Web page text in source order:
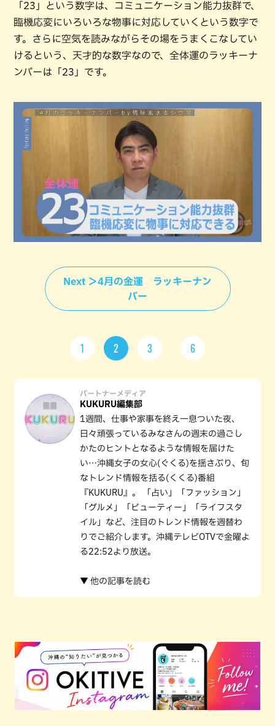
「23」という数字は、コミュニケーション能力抜群で、
臨機応変にいろいろな物事に対応していくという数字で
す。さらに空気を読みながらその場をうまくこなしてい
けるという、天才的な数字なので、全体運のラッキーナ
ンバーは「23」です。
Next ＞4月の金運 ラッキーナン
バー
1 2 3 6
パートナーメディア
KUKURU編集部
1週間、仕事や家事を終え一息ついた夜、
日々頑張っているみなさんの週末の過ごし
かたのヒントとなるような情報を届けた
い…沖縄女子の女心(ぐくる)を揺さぶり、旬
なトレンド情報を括る(くくる)番組
『KUKURU』。 「占い」「ファッション」
「グルメ」「ビューティー」「ライフスタ
イル」など、注目のトレンド情報を週替わ
りでご紹介します。沖縄テレビOTVで金曜よ
る22:52より放送。
▼ 他の記事を読む